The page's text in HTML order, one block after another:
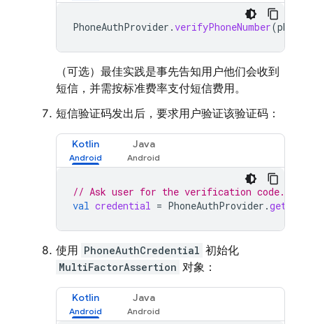
PhoneAuthProvider .verifyPhoneNumber(
（可选）最佳实践是事先告知用户他们会收到
短信，并需按标准费率支付短信费用。
短信验证码发出后，要求用户验证该验证码：
Kotlin Java
// Ask user for the verification code.
val credential = PhoneAuthProvider .
使用 PhoneAuthCredential 初始化
MultiFactorAssertion 对象：
Kotlin Java